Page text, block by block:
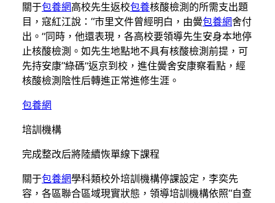
關于包養網高校先生返校包養核酸檢測的所需支出題
目，寇紅江說：“市里文件曾經明白，由黌包養網舍付
出。”同時，他還表現，各高校要領導先生安身本地停
止核酸檢測。如先生地點地不具有核酸檢測前提，可
先持安康“綠碼”返京到校，進住黌舍安康察看點，經
核酸檢測陰性后轉進正常進修生涯。
包養網
培訓機構
完成整改后將陸續恢單線下課程
關于包養網學科類校外培訓機構停課設定，李奕先
容，各區聯合區域現實狀態，領導培訓機構依照“自查